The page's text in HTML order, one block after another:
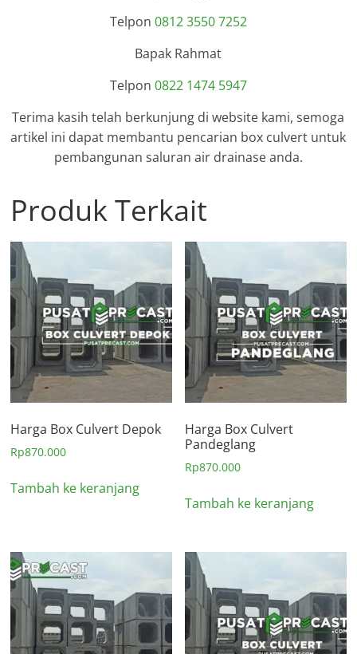
Telpon 0812 3550 7252
Bapak Rahmat
Telpon 0822 1474 5947
Terima kasih telah berkunjung di website kami, semoga
artikel ini dapat membantu pencarian box culvert untuk
pembangunan saluran air drainase anda.
Produk Terkait
Harga Box Culvert Depok
Rp870.000
Tambah ke keranjang
Harga Box Culvert
Pandeglang
Rp870.000
Tambah ke keranjang